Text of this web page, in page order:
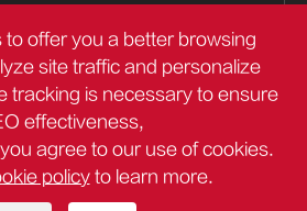
Group Co.,Ltd.Tous droits réservés.
Politique de confidentialité
to offer you a better browsing
site traffic and personalize
tracking is necessary to ensure
effectiveness,
agree to our use of cookies.
policyto learn more.